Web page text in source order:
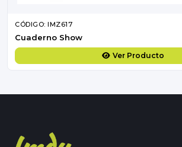
CÓDIGO: IMZ617
Cuaderno Show
Ver Producto